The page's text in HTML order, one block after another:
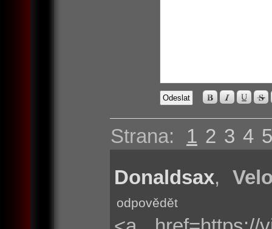
Strana: 1 2 3 4 5
Donaldsax,
odpovědět